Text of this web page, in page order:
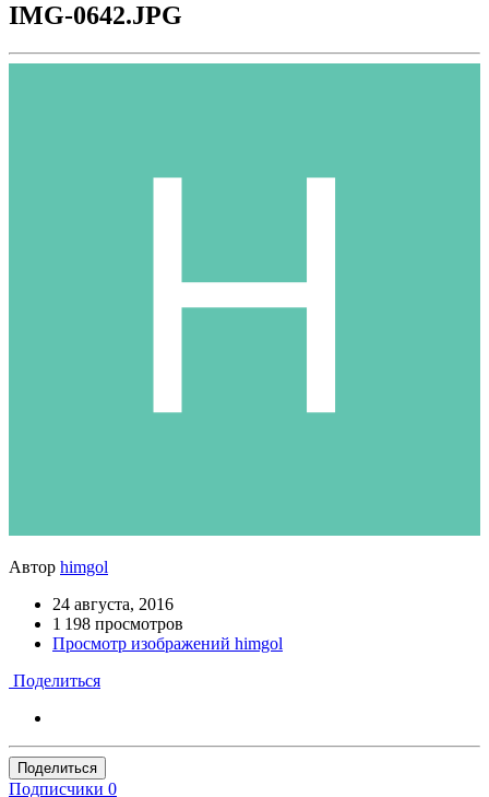
IMG-0642.JPG
Автор himgol
24 августа, 2016
1 198 просмотров
Просмотр изображений himgol
Поделиться
Поделиться
Подписчики 0